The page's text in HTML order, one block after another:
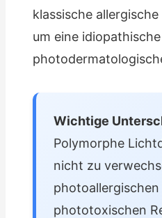
klassische
um eine idiopathische
Wichtige
Polymorphe
nicht zu
phototoxischen